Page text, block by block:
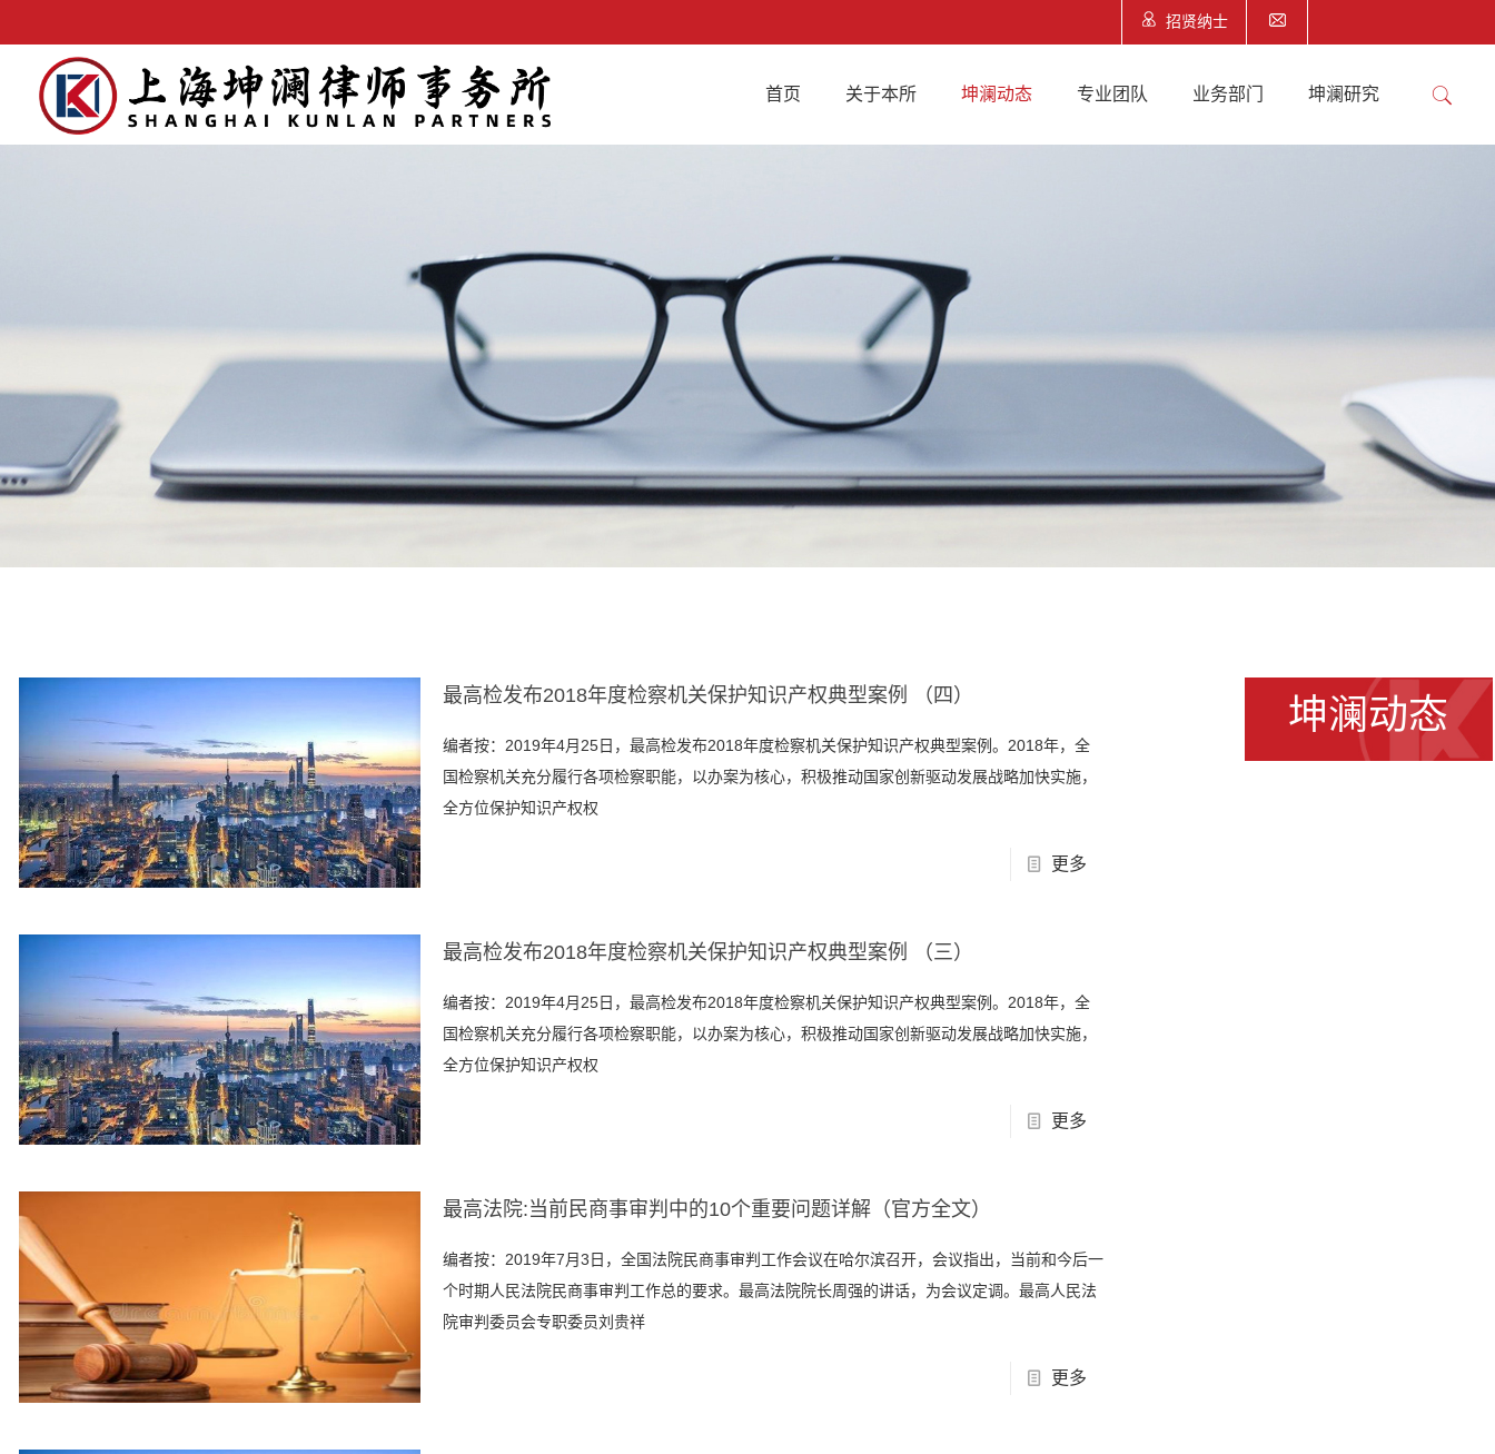
招贤纳士
首页 关于本所 坤澜动态 专业团队 业务部门 坤澜研究
最高检发布2018年度检察机关保护知识产权典型案例 （四）
编者按：2019年4月25日，最高检发布2018年度检察机关保护知识产权典型案例。2018年，全
国检察机关充分履行各项检察职能，以办案为核心，积极推动国家创新驱动发展战略加快实施，
全方位保护知识产权权
更多
最高检发布2018年度检察机关保护知识产权典型案例 （三）
编者按：2019年4月25日，最高检发布2018年度检察机关保护知识产权典型案例。2018年，全
国检察机关充分履行各项检察职能，以办案为核心，积极推动国家创新驱动发展战略加快实施，
全方位保护知识产权权
更多
最高法院:当前民商事审判中的10个重要问题详解（官方全文）
编者按：2019年7月3日，全国法院民商事审判工作会议在哈尔滨召开，会议指出，当前和今后一
个时期人民法院民商事审判工作总的要求。最高法院院长周强的讲话，为会议定调。最高人民法
院审判委员会专职委员刘贵祥
更多
坤澜动态